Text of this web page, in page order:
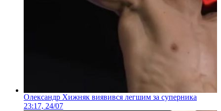
Олександр Хижняк виявився легшим за суперника
23:17, 24/07